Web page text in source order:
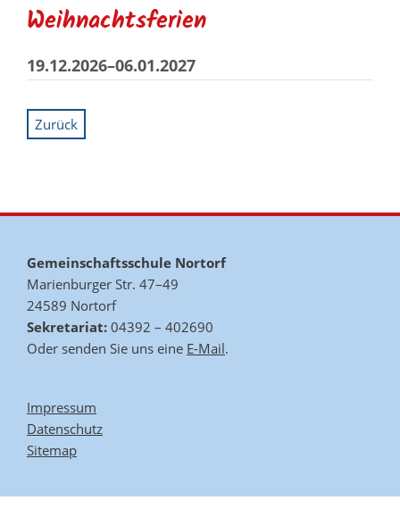
Weihnachtsferien
19.12.2026–06.01.2027
Zurück
Gemeinschaftsschule Nortorf
Marienburger Str. 47–49
24589 Nortorf
Sekretariat: 04392 – 402690
Oder senden Sie uns eine E-Mail.
Impressum
Datenschutz
Sitemap